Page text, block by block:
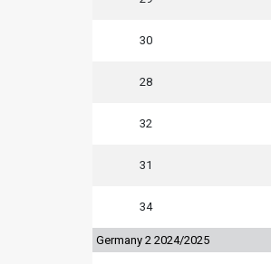
30
28
32
31
34
Germany 2 2024/2025